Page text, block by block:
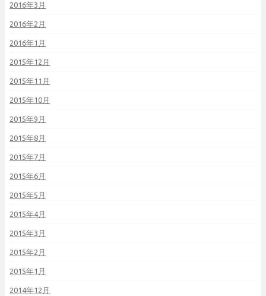
2016年3月
2016年2月
2016年1月
2015年12月
2015年11月
2015年10月
2015年9月
2015年8月
2015年7月
2015年6月
2015年5月
2015年4月
2015年3月
2015年2月
2015年1月
2014年12月